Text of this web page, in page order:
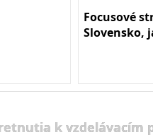
Focusové
Slovensko,
k vzdelávacím